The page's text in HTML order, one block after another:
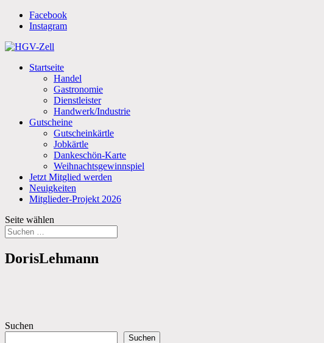
Facebook
Instagram
Startseite
Handel
Gastronomie
Dienstleister
Handwerk/Industrie
Gutscheine
Gutscheinkärtle
Jobkärtle
Dankeschön-Karte
Weihnachtsgewinnspiel
Jetzt Mitglied werden
Neuigkeiten
Mitglieder-Projekt 2026
Seite wählen
DorisLehmann
Suchen
Suchen